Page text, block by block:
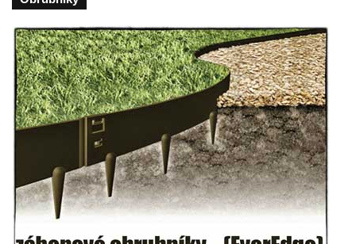
svatého Václava v Rychnově u Jablonce
nad Nisou
Misijní kříž na kostele svatého Václava v
Rychnově u Jablonce nad Nisou
Kříž u domu čp. 23 v Pulečném
Kříž u rozcestí u domu čp. 53 v Maršovicích
Centrální kříž hřbitova v Krásné u Pěnčína
Boží muka v zámeckém parku Dolního
zámku v Teplicích nad Metují